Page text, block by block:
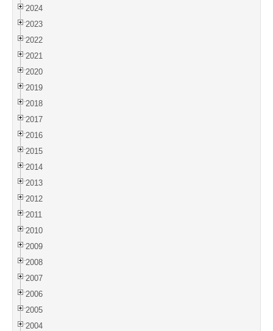
2024
2023
2022
2021
2020
2019
2018
2017
2016
2015
2014
2013
2012
2011
2010
2009
2008
2007
2006
2005
2004